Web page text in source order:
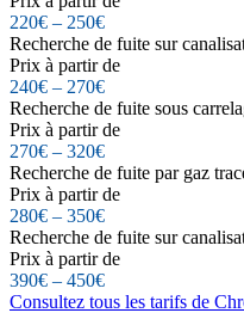
220€ – 250€
Recherche de fuite sur
Prix à partir de
240€ – 270€
Recherche de fuite sous
Prix à partir de
270€ – 320€
Recherche de fuite par gaz
Prix à partir de
280€ – 350€
Recherche de fuite sur
Prix à partir de
390€ – 450€
Consultez tous les tarifs de